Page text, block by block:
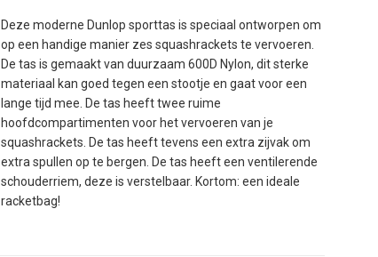
Deze moderne Dunlop sporttas is speciaal ontworpen om
op een handige manier zes squashrackets te vervoeren.
De tas is gemaakt van duurzaam 600D Nylon, dit sterke
materiaal kan goed tegen een stootje en gaat voor een
lange tijd mee. De tas heeft twee ruime
hoofdcompartimenten voor het vervoeren van je
squashrackets. De tas heeft tevens een extra zijvak om
extra spullen op te bergen. De tas heeft een ventilerende
schouderriem, deze is verstelbaar. Kortom: een ideale
racketbag!